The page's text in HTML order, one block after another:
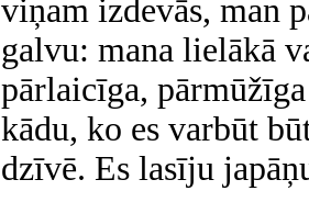
viņam izdevās, man
galvu: mana lielākā
pārlaicīga,
kādu, ko es varbūt
dzīvē. Es lasīju